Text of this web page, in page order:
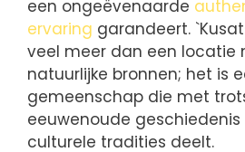
een ongeëvenaarde
ervaring garandeert.
veel meer dan een locatie
natuurlijke bronnen; het is
gemeenschap die met
eeuwenoude
culturele tradities deelt.